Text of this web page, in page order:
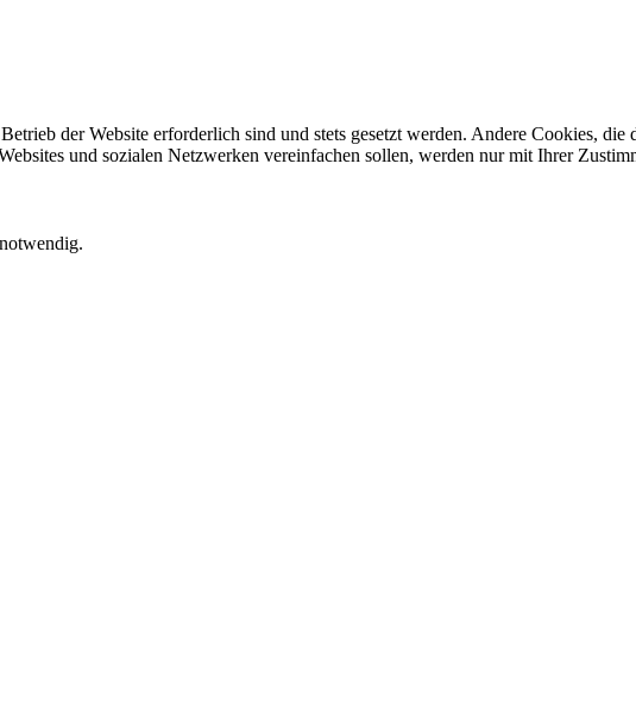
der Website erforderlich sind und stets gesetzt werden. Andere Cookies,
und sozialen Netzwerken vereinfachen sollen, werden nur mit Ihrer